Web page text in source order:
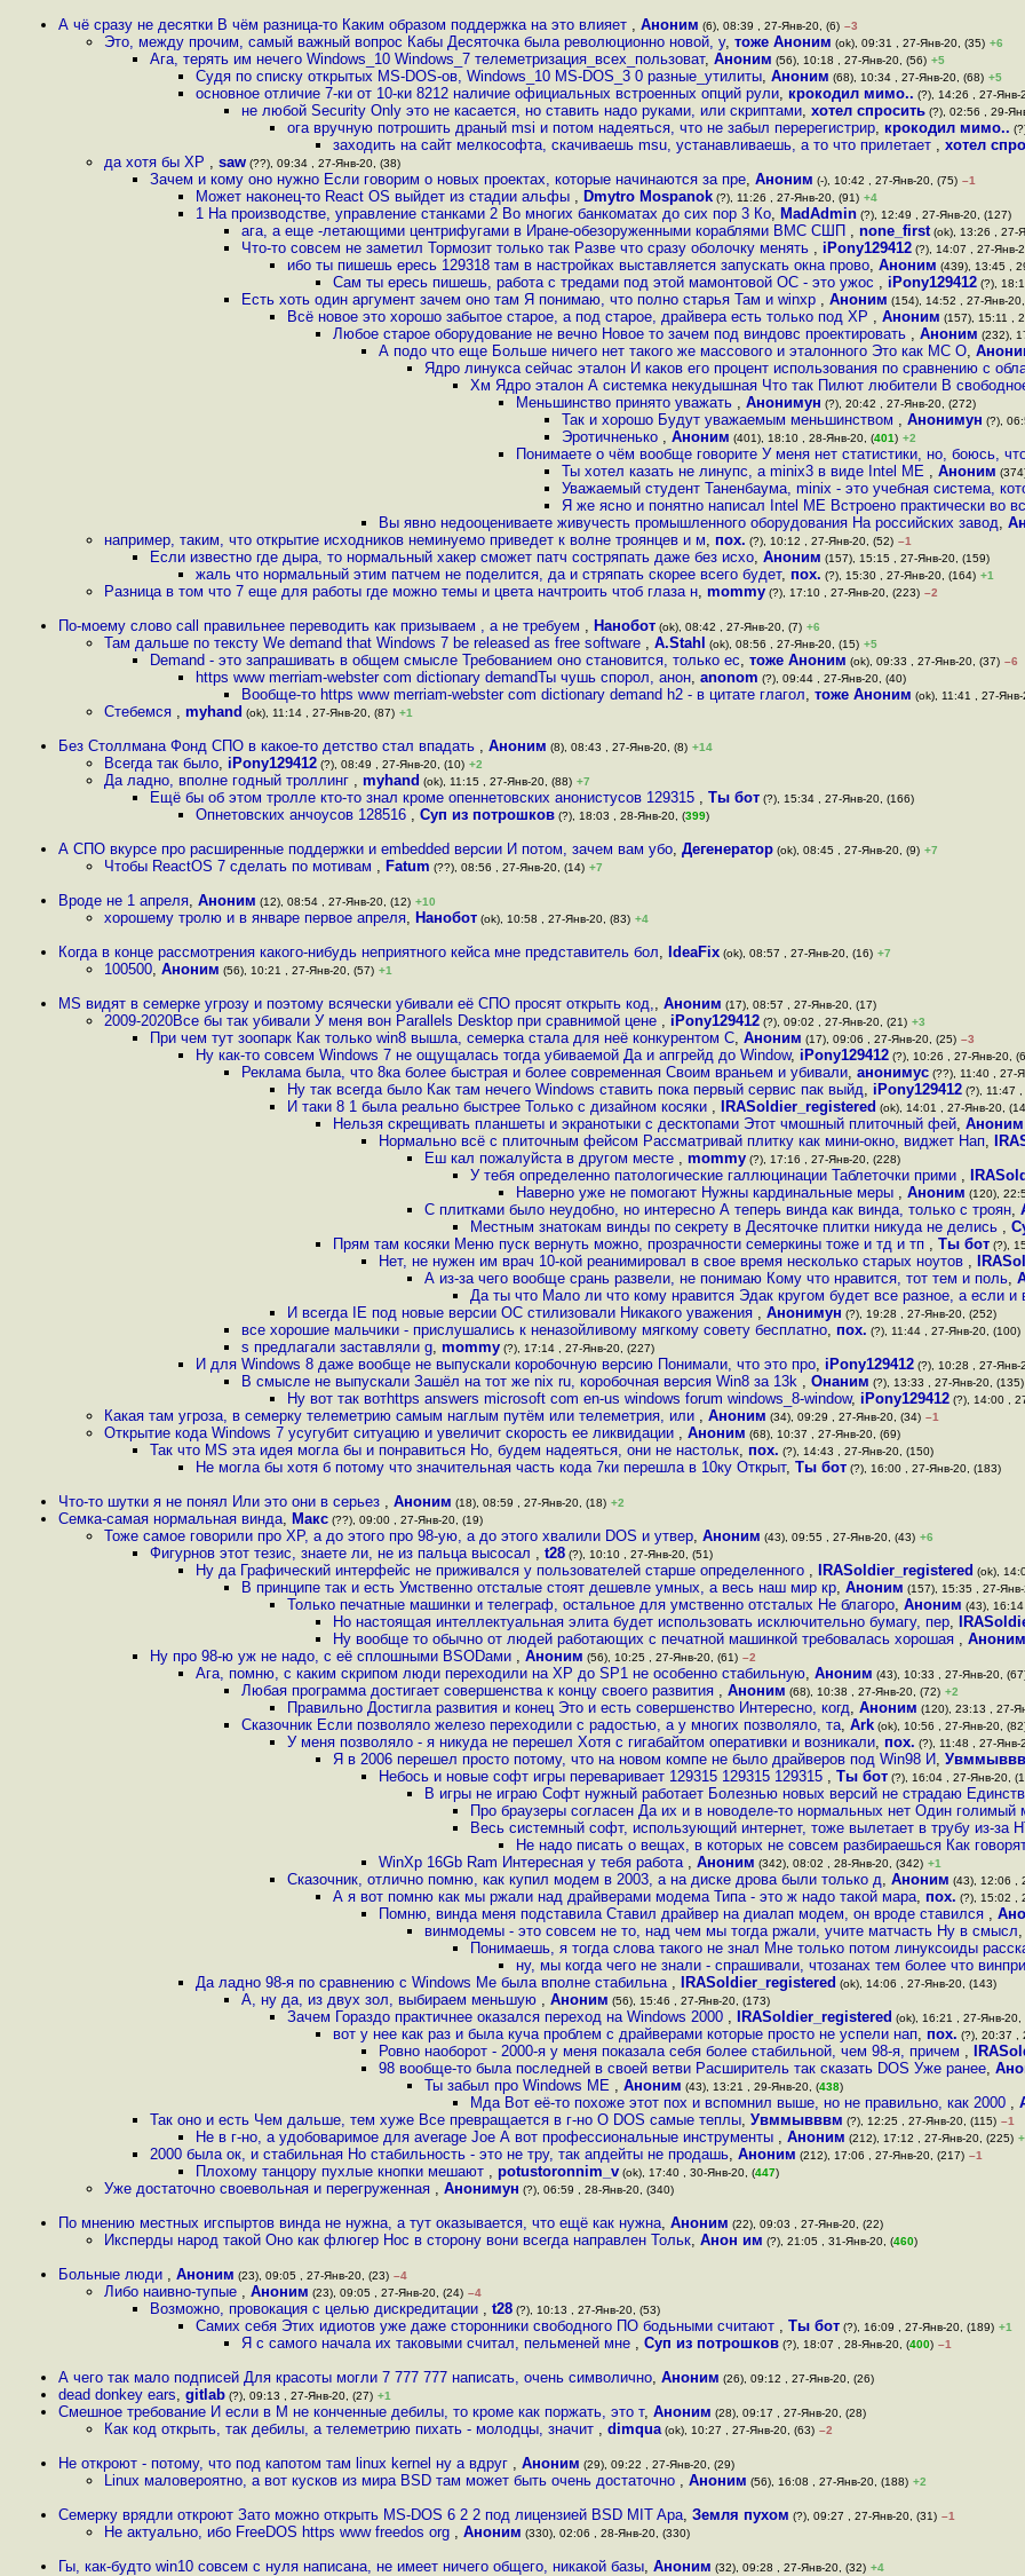
А чё сразу не десятки В чём разница-то Каким образом поддержка на это влияет , Аноним (6), 08:39 , 27-Янв-20, (6) –3
Это, между прочим, самый важный вопрос Кабы Десяточка была революционно новой, у, тоже Аноним (ok), 09:31 , 27-Янв-20, (35) +6
Ага, терять им нечего Windows_10 Windows_7 телеметризация_всех_пользоват, Аноним (56), 10:18 , 27-Янв-20, (56) +5
Судя по списку открытых MS-DOS-ов, Windows_10 MS-DOS_3 0 разные_утилиты, Аноним (68), 10:34 , 27-Янв-20, (68) +5
основное отличие 7-ки от 10-ки 8212 наличие официальных встроенных опций рули, крокодил мимо.. (?), 14:26 , 27-Янв-
не любой Security Only это не касается, но ставить надо руками, или скриптами, хотел спросить (?), 02:56 , 29-
ога вручную потрошить драный msi и потом надеяться, что не забыл перерегистрир, крокодил мимо..
заходить на сайт мелкософта, скачиваешь msu, устанавливаешь, а то что прилетает , хотел
да хотя бы XP , saw (??), 09:34 , 27-Янв-20, (38)
Зачем и кому оно нужно Если говорим о новых проектах, которые начинаются за пре, Аноним (-), 10:42 , 27-Янв-20, (75) –1
Может наконец-то React OS выйдет из стадии альфы , Dmytro Mospanok (?), 11:26 , 27-Янв-20, (91) +4
1 На производстве, управление станками 2 Во многих банкоматах до сих пор 3 Ко, MadAdmin (?), 12:49 , 27-Янв-20, (127)
ага, а еще -летающими центрифугами в Иране-обезоруженными кораблями ВМС СШП , none_first (ok), 13:26 , 27-
Что-то совсем не заметил Тормозит только так Разве что сразу оболочку менять , iPony129412 (?), 14:07 , 27-Янв-
ибо ты пишешь ересь 129318 там в настройках выставляется запускать окна прово, Аноним (439), 13:45 ,
Сам ты ересь пишешь, работа с тредами под этой мамонтовой ОС - это ужос , iPony129412 (?),
Есть хоть один аргумент зачем оно там Я понимаю, что полно старья Там и winxp , Аноним (154), 14:52 , 27-Янв-
Всё новое это хорошо забытое старое, а под старое, драйвера есть только под XP , Аноним (157), 15:11 ,
Любое старое оборудование не вечно Новое то зачем под виндовс проектировать , Аноним (232),
А подо что еще Больше ничего нет такого же массового и эталонного Это как МС О,
Ядро линукса сейчас эталон И каков его процент использования по сравнению с
Хм Ядро эталон А системка некудышная Что так Пилют любители В
Меньшинство принято уважать , Анонимун (?), 20:42 , 27-Янв-20, (272)
Так и хорошо Будут уважаемым меньшинством , Анонимун (?),
Эротичненько , Аноним (401), 18:10 , 28-Янв-20, (401) +2
Понимаете о чём вообще говорите У меня нет статистики, но, боюсь,
Ты хотел казать не линупc, а minix3 в виде Intel ME , Аноним
Уважаемый студент Таненбаума, minix - это учебная система,
Я же ясно и понятно написал Intel ME Встроено практически во
Вы явно недооцениваете живучесть промышленного оборудования На российских завод,
например, таким, что открытие исходников неминуемо приведет к волне троянцев и м, пох. (?), 10:12 , 27-Янв-20, (52) –1
Если известно где дыра, то нормальный хакер сможет патч состряпать даже без исхо, Аноним (157), 15:15 , 27-Янв-20, (159)
жаль что нормальный этим патчем не поделится, да и стряпать скорее всего будет, пох. (?), 15:30 , 27-Янв-20, (164) +1
Разница в том что 7 еще для работы где можно темы и цвета начтроить чтоб глаза н, mommy (?), 17:10 , 27-Янв-20, (223) –2
По-моему слово call правильнее переводить как призываем , а не требуем , Нанобот (ok), 08:42 , 27-Янв-20, (7) +6
Там дальше по тексту We demand that Windows 7 be released as free software , A.Stahl (ok), 08:56 , 27-Янв-20, (15) +5
Demand - это запрашивать в общем смысле Требованием оно становится, только ес, тоже Аноним (ok), 09:33 , 27-Янв-20, (37) –6
https www merriam-webster com dictionary demandТы чушь спорол, анон, anonom (?), 09:44 , 27-Янв-20, (40)
Вообще-то https www merriam-webster com dictionary demand h2 - в цитате глагол, тоже Аноним (ok), 11:41 , 27-
Стебемся , myhand (ok), 11:14 , 27-Янв-20, (87) +1
Без Столлмана Фонд СПО в какое-то детство стал впадать , Аноним (8), 08:43 , 27-Янв-20, (8) +14
Всегда так было, iPony129412 (?), 08:49 , 27-Янв-20, (10) +2
Да ладно, вполне годный троллинг , myhand (ok), 11:15 , 27-Янв-20, (88) +7
Ещё бы об этом тролле кто-то знал кроме опеннетовских анонистусов 129315 , Ты бот (?), 15:34 , 27-Янв-20, (166)
Опнетовских анчоусов 128516 , Суп из потрошков (?), 18:03 , 28-Янв-20, (399)
А СПО вкурсе про расширенные поддержки и embedded версии И потом, зачем вам убо, Дегенератор (ok), 08:45 , 27-Янв-20, (9) +7
Чтобы ReactOS 7 сделать по мотивам , Fatum (??), 08:56 , 27-Янв-20, (14) +7
Вроде не 1 апреля, Аноним (12), 08:54 , 27-Янв-20, (12) +10
хорошему тролю и в январе первое апреля, Нанобот (ok), 10:58 , 27-Янв-20, (83) +4
Когда в конце рассмотрения какого-нибудь неприятного кейса мне представитель бол, IdeaFix (ok), 08:57 , 27-Янв-20, (16) +7
100500, Аноним (56), 10:21 , 27-Янв-20, (57) +1
MS видят в семерке угрозу и поэтому всячески убивали её СПО просят открыть код,, Аноним (17), 08:57 , 27-Янв-20, (17)
2009-2020Все бы так убивали У меня вон Parallels Desktop при сравнимой цене , iPony129412 (?), 09:02 , 27-Янв-20, (21) +3
При чем тут зоопарк Как только win8 вышла, семерка стала для неё конкурентом С, Аноним (17), 09:06 , 27-Янв-20, (25) –3
Ну как-то совсем Windows 7 не ощущалась тогда убиваемой Да и апгрейд до Window, iPony129412 (?), 10:26 , 27-Янв-20,
Реклама была, что 8ка более быстрая и более современная Своим враньем и убивали, анонимус (??), 11:40 , 27-
Ну так всегда было Как там нечего Windows ставить пока первый сервис пак выйд, iPony129412 (?), 11:47
И таки 8 1 была реально быстрее Только с дизайном косяки , IRASoldier_registered (ok), 14:01 , 27-Янв-20,
Нельзя скрещивать планшеты и экранотыки с десктопами Этот чмошный плиточный фей, Аноним
Нормально всё с плиточным фейсом Рассматривай плитку как мини-окно, виджет Нап,
Еш кал пожалуйста в другом месте , mommy (?), 17:16 , 27-Янв-20, (228)
У тебя определенно патологические галлюцинации Таблеточки прими ,
Наверно уже не помогают Нужны кардинальные меры , Аноним (120),
С плитками было неудобно, но интересно А теперь винда как винда, только с троян,
Местным знатокам винды по секрету в Десяточке плитки никуда не делись ,
Прям там косяки Меню пуск вернуть можно, прозрачности семеркины тоже и тд и тп , Ты бот (?),
Нет, не нужен им врач 10-кой реанимировал в свое время несколько старых ноутов ,
А из-за чего вообще срань развели, не понимаю Кому что нравится, тот тем и поль,
Да ты что Мало ли что кому нравится Эдак кругом будет все разное, а если и
И всегда IE под новые версии ОС стилизовали Никакого уважения , Анонимун (?), 19:28 , 27-Янв-20, (252)
все хорошие мальчики - прислушались к неназойливому мягкому совету бесплатно, пох. (?), 11:44 , 27-Янв-20, (100)
s предлагали заставляли g, mommy (?), 17:14 , 27-Янв-20, (227)
И для Windows 8 даже вообще не выпускали коробочную версию Понимали, что это про, iPony129412 (?), 10:28 , 27-Янв-
В смысле не выпускали Зашёл на тот же nix ru, коробочная версия Win8 за 13k , Онаним (?), 13:33 , 27-Янв-20, (135)
Ну вот так вотhttps answers microsoft com en-us windows forum windows_8-window, iPony129412 (?), 14:00 ,
Какая там угроза, в семерку телеметрию самым наглым путём или телеметрия, или , Аноним (34), 09:29 , 27-Янв-20, (34) –1
Открытие кода Windows 7 усугубит ситуацию и увеличит скорость ее ликвидации , Аноним (68), 10:37 , 27-Янв-20, (69)
Так что MS эта идея могла бы и понравиться Но, будем надеяться, они не настольк, пох. (?), 14:43 , 27-Янв-20, (150)
Не могла бы хотя б потому что значительная часть кода 7ки перешла в 10ку Открыт, Ты бот (?), 16:00 , 27-Янв-20, (183)
Что-то шутки я не понял Или это они в серьез , Аноним (18), 08:59 , 27-Янв-20, (18) +2
Семка-самая нормальная винда, Макс (??), 09:00 , 27-Янв-20, (19)
Тоже самое говорили про XP, а до этого про 98-ую, а до этого хвалили DOS и утвер, Аноним (43), 09:55 , 27-Янв-20, (43) +6
Фигурнов этот тезис, знаете ли, не из пальца высосал , t28 (?), 10:10 , 27-Янв-20, (51)
Ну да Графический интерфейс не приживался у пользователей старше определенного , IRASoldier_registered (ok),
В принципе так и есть Умственно отсталые стоят дешевле умных, а весь наш мир кр, Аноним (157), 15:35 , 27-
Только печатные машинки и телеграф, остальное для умственно отсталых Не благоро, Аноним (43),
Но настоящая интеллектуальная элита будет использовать исключительно бумагу, пер,
Ну вообще то обычно от людей работающих с печатной машинкой требовалась хорошая , Аноним
Ну про 98-ю уж не надо, с её сплошными BSODами , Аноним (56), 10:25 , 27-Янв-20, (61) –2
Ага, помню, с каким скрипом люди переходили на XP до SP1 не особенно стабильную, Аноним (43), 10:33 , 27-Янв-20,
Любая программа достигает совершенства к концу своего развития , Аноним (68), 10:38 , 27-Янв-20, (72) +2
Правильно Достигла развития и конец Это и есть совершенство Интересно, когд, Аноним (120), 23:13 , 27-
Сказочник Если позволяло железо переходили с радостью, а у многих позволяло, та, Ark (ok), 10:56 , 27-Янв-20,
У меня позволяло - я никуда не перешел Хотя с гигабайтом оперативки и возникали, пох. (?), 11:48 , 27-Янв-
Я в 2006 перешел просто потому, что на новом компе не было драйверов под Win98 И,
Небось и новые софт игры переваривает 129315 129315 129315 , Ты бот (?), 16:04 , 27-Янв-20,
В игры не играю Софт нужный работает Болезнью новых версий не страдаю Единств
Про браузеры согласен Да их и в новоделе-то нормальных нет Один голимый
Весь системный софт, использующий интернет, тоже вылетает в трубу из-за
Не надо писать о вещах, в которых не совсем разбираешься Как
WinXp 16Gb Ram Интересная у тебя работа , Аноним (342), 08:02 , 28-Янв-20, (342) +1
Сказочник, отлично помню, как купил модем в 2003, а на диске дрова были только д, Аноним (43), 12:06 ,
А я вот помню как мы ржали над драйверами модема Типа - это ж надо такой мара, пох. (?), 15:02 ,
Помню, винда меня подставила Ставил драйвер на диалап модем, он вроде ставился ,
винмодемы - это совсем не то, над чем мы тогда ржали, учите матчасть Ну в смысл
Понимаешь, я тогда слова такого не знал Мне только потом линуксоиды
ну, мы когда чего не знали - спрашивали, чтозанах тем более что
Да ладно 98-я по сравнению с Windows Me была вполне стабильна , IRASoldier_registered (ok), 14:06 , 27-Янв-20, (143)
А, ну да, из двух зол, выбираем меньшую , Аноним (56), 15:46 , 27-Янв-20, (173)
Зачем Гораздо практичнее оказался переход на Windows 2000 , IRASoldier_registered (ok), 16:21 , 27-Янв-20,
вот у нее как раз и была куча проблем с драйверами которые просто не успели нап, пох. (?), 20:37 ,
Ровно наоборот - 2000-я у меня показала себя более стабильной, чем 98-я, причем ,
98 вообще-то была последней в своей ветви Расширитель так сказать DOS Уже ранее,
Ты забыл про Windows ME , Аноним (43), 13:21 , 29-Янв-20, (438)
Мда Вот её-то похоже этот пох и вспомнил выше, но не правильно, как 2000 ,
Так оно и есть Чем дальше, тем хуже Все превращается в г-но О DOS самые теплы, Увммывввм (?), 12:25 , 27-Янв-20, (115) –1
Не в г-но, а удобоваримое для average Joe А вот профессиональные инструменты , Аноним (212), 17:12 , 27-Янв-20, (225)
2000 была ок, и стабильная Но стабильность - это не тру, так апдейты не продашь, Аноним (212), 17:06 , 27-Янв-20, (217) –1
Плохому танцору пухлые кнопки мешают , potustoronnim_v (ok), 17:40 , 30-Янв-20, (447)
Уже достаточно своевольная и перегруженная , Анонимун (?), 06:59 , 28-Янв-20, (340)
По мнению местных игспыртов винда не нужна, а тут оказывается, что ещё как нужна, Аноним (22), 09:03 , 27-Янв-20, (22)
Иксперды народ такой Оно как флюгер Нос в сторону вони всегда направлен Тольк, Анон им (?), 21:05 , 31-Янв-20, (460)
Больные люди , Аноним (23), 09:05 , 27-Янв-20, (23) –4
Либо наивно-тупые , Аноним (23), 09:05 , 27-Янв-20, (24) –4
Возможно, провокация с целью дискредитации , t28 (?), 10:13 , 27-Янв-20, (53)
Самих себя Этих идиотов уже даже сторонники свободного ПО бодьными считают , Ты бот (?), 16:09 , 27-Янв-20, (189) +1
Я с самого начала их таковыми считал, пельменей мне , Суп из потрошков (?), 18:07 , 28-Янв-20, (400) –1
А чего так мало подписей Для красоты могли 7 777 777 написать, очень символично, Аноним (26), 09:12 , 27-Янв-20, (26)
dead donkey ears, gitlab (?), 09:13 , 27-Янв-20, (27) +1
Смешное требование И если в M не конченные дебилы, то кроме как поржать, это т, Аноним (28), 09:17 , 27-Янв-20, (28)
Как код открыть, так дебилы, а телеметрию пихать - молодцы, значит , dimqua (ok), 10:27 , 27-Янв-20, (63) –2
Не откроют - потому, что под капотом там linux kernel ну а вдруг , Аноним (29), 09:22 , 27-Янв-20, (29)
Linux маловероятно, а вот кусков из мира BSD там может быть очень достаточно , Аноним (56), 16:08 , 27-Янв-20, (188) +2
Семерку врядли откроют Зато можно открыть MS-DOS 6 2 2 под лицензией BSD MIT Apa, Земля пухом (?), 09:27 , 27-Янв-20, (31) –1
Не актуально, ибо FreeDOS https www freedos org , Аноним (330), 02:06 , 28-Янв-20, (330)
Гы, как-будто win10 совсем с нуля написана, не имеет ничего общего, никакой базы, Аноним (32), 09:28 , 27-Янв-20, (32) +4